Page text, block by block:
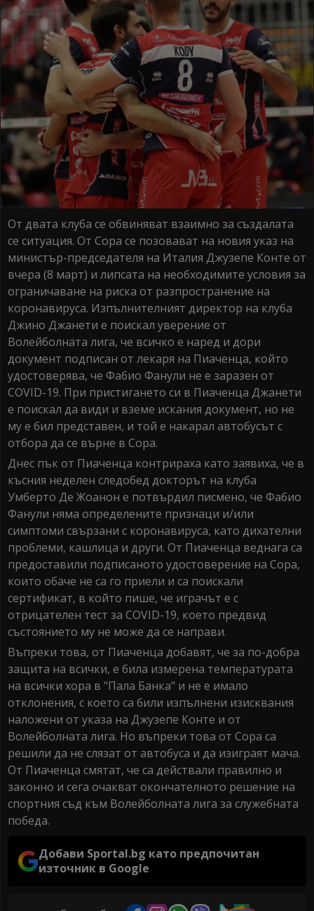
От двата клуба се обвиняват взаимно за създалата
се ситуация. От Сора се позовават на новия указ на
министър-председателя на Италия Джузепе Конте от
вчера (8 март) и липсата на необходимите условия за
ограничаване на риска от разпространение на
коронавируса. Изпълнителният директор на клуба
Джино Джанети е поискал уверение от
Волейболната лига, че всичко е наред и дори
документ подписан от лекаря на Пиаченца, който
удостоверява, че Фабио Фанули не е заразен от
COVID-19. При пристигането си в Пиаченца Джанети
е поискал да види и вземе искания документ, но не
му е бил представен, и той е накарал автобусът с
отбора да се върне в Сора.
Днес пък от Пиаченца контрираха като заявиха, че в
късния неделен следобед докторът на клуба
Умберто Де Жоанон е потвърдил писмено, че Фабио
Фанули няма определените признаци и/или
симптоми свързани с коронавируса, като дихателни
проблеми, кашлица и други. От Пиаченца веднага са
предоставили подписаното удостоверение на Сора,
които обаче не са го приели и са поискали
сертификат, в който пише, че играчът е с
отрицателен тест за COVID-19, което предвид
състоянието му не може да се направи.
Въпреки това, от Пиаченца добавят, че за по-добра
защита на всички, е била измерена температурата
на всички хора в "Пала Банка" и не е имало
отклонения, с което са били изпълнени изисквания
наложени от указа на Джузепе Конте и от
Волейболната лига. Но въпреки това от Сора са
решили да не слязат от автобуса и да изиграят мача.
От Пиаченца смятат, че са действали правилно и
законно и сега очакват окончателното решение на
спортния съд към Волейболната лига за служебната
победа.
Добави Sportal.bg като предпочитан
източник в Google